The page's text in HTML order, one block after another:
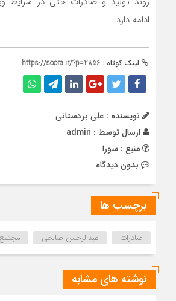
ادامه دارد.
لینک کوتاه : https://soora.ir/?p=2856
نویسنده : علی بردستانی
ارسال توسط : admin
منبع : سورا
بدون دیدگاه
برچسب ها
صادرات عبدالرحمن صالحی
نوشته های مشابه